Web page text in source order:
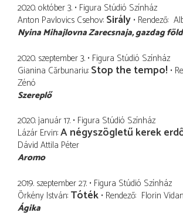
2020. október 3. Figura Stúdió Színház
Anton Pavlovics Csehov Sirály Rendező
Nyina Mihajlovna Zarecsnaja gazdag
2020. szeptember 3. Figura Stúdió Színház
Gianina Cărbunariu Stop the tempo!
Zénó
Szereplő
2020. január 17. Figura Stúdió Színház
Lázár Ervin A négyszögletű kerek
Dávid Attila Péter
Aromo
2019. szeptember 27. Figura Stúdió Színház
Örkény István Tóték Rendező Florin
Ágika